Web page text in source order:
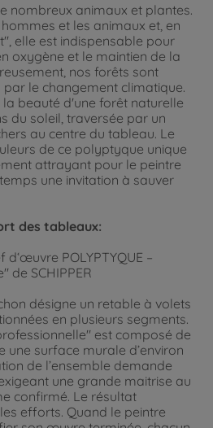
nombreux animaux et plantes.
et les animaux et, en
elle est indispensable pour
oxygène et le maintien de la
nos forêts sont
le changement climatique.
beauté d'une forêt naturelle
du soleil, traversée par un
au centre du tableau. Le
de ce polyptyque unique
attrayant pour le peintre
une invitation à sauver
des tableaux:
POLYPTYQUE –
de SCHIPPER
désigne un retable à volets
en plusieurs segments.
est composé de
une surface murale d’environ
de l’ensemble demande
une grande maitrise au
confirmé. Le résultat
efforts. Quand le peintre